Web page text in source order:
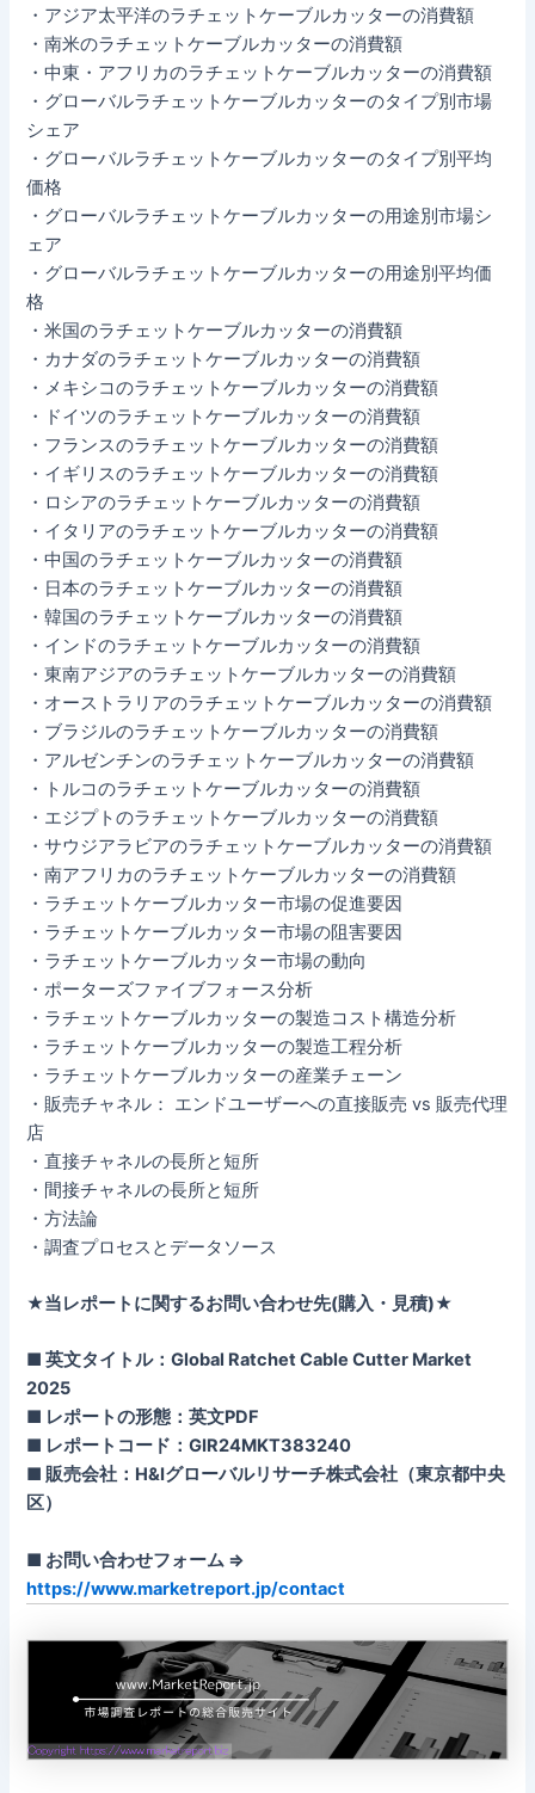
・アジア太平洋のラチェットケーブルカッターの消費額
・南米のラチェットケーブルカッターの消費額
・中東・アフリカのラチェットケーブルカッターの消費額
・グローバルラチェットケーブルカッターのタイプ別市場
シェア
・グローバルラチェットケーブルカッターのタイプ別平均
価格
・グローバルラチェットケーブルカッターの用途別市場シ
ェア
・グローバルラチェットケーブルカッターの用途別平均価
格
・米国のラチェットケーブルカッターの消費額
・カナダのラチェットケーブルカッターの消費額
・メキシコのラチェットケーブルカッターの消費額
・ドイツのラチェットケーブルカッターの消費額
・フランスのラチェットケーブルカッターの消費額
・イギリスのラチェットケーブルカッターの消費額
・ロシアのラチェットケーブルカッターの消費額
・イタリアのラチェットケーブルカッターの消費額
・中国のラチェットケーブルカッターの消費額
・日本のラチェットケーブルカッターの消費額
・韓国のラチェットケーブルカッターの消費額
・インドのラチェットケーブルカッターの消費額
・東南アジアのラチェットケーブルカッターの消費額
・オーストラリアのラチェットケーブルカッターの消費額
・ブラジルのラチェットケーブルカッターの消費額
・アルゼンチンのラチェットケーブルカッターの消費額
・トルコのラチェットケーブルカッターの消費額
・エジプトのラチェットケーブルカッターの消費額
・サウジアラビアのラチェットケーブルカッターの消費額
・南アフリカのラチェットケーブルカッターの消費額
・ラチェットケーブルカッター市場の促進要因
・ラチェットケーブルカッター市場の阻害要因
・ラチェットケーブルカッター市場の動向
・ポーターズファイブフォース分析
・ラチェットケーブルカッターの製造コスト構造分析
・ラチェットケーブルカッターの製造工程分析
・ラチェットケーブルカッターの産業チェーン
・販売チャネル： エンドユーザーへの直接販売 vs 販売代理
店
・直接チャネルの長所と短所
・間接チャネルの長所と短所
・方法論
・調査プロセスとデータソース
★当レポートに関するお問い合わせ先(購入・見積)★
■ 英文タイトル：Global Ratchet Cable Cutter Market
2025
■ レポートの形態：英文PDF
■ レポートコード：GIR24MKT383240
■ 販売会社：H&Iグローバルリサーチ株式会社（東京都中央
区）
■ お問い合わせフォーム ⇒
https://www.marketreport.jp/contact